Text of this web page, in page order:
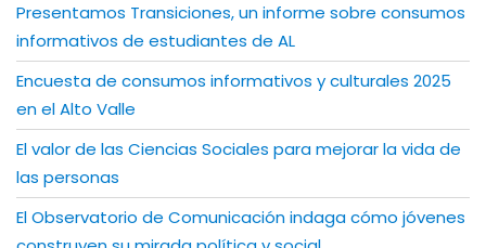
Presentamos Transiciones, un informe sobre consumos
informativos de estudiantes de AL
Encuesta de consumos informativos y culturales 2025
en el Alto Valle
El valor de las Ciencias Sociales para mejorar la vida de
las personas
El Observatorio de Comunicación indaga cómo jóvenes